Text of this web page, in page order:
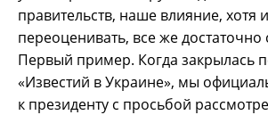
правительств, наше влияние, хотя
переоценивать, все же достаточно
Первый пример. Когда закрылась
«Известий в Украине», мы
к президенту с просьбой